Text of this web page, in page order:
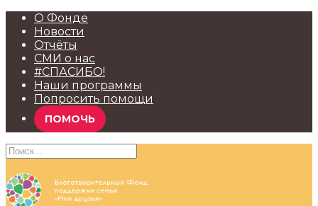
О Фонде
Новости
Отчёты
СМИ о нас
#СПАСИБО!
Наши программы
Попросить помощи
ПОМОЧЬ